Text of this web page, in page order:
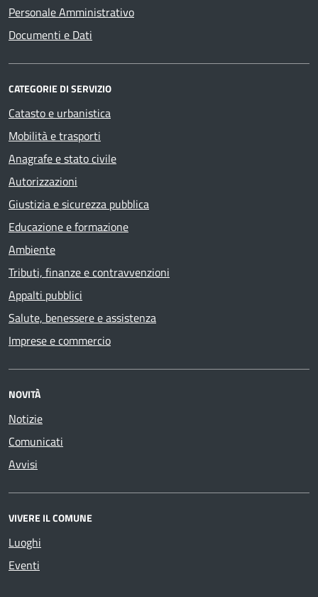
Personale Amministrativo
Documenti e Dati
CATEGORIE DI SERVIZIO
Catasto e urbanistica
Mobilità e trasporti
Anagrafe e stato civile
Autorizzazioni
Giustizia e sicurezza pubblica
Educazione e formazione
Ambiente
Tributi, finanze e contravvenzioni
Appalti pubblici
Salute, benessere e assistenza
Imprese e commercio
NOVITÀ
Notizie
Comunicati
Avvisi
VIVERE IL COMUNE
Luoghi
Eventi